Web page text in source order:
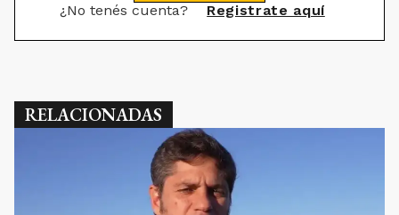
¿No tenés cuenta? Registrate aquí
RELACIONADAS